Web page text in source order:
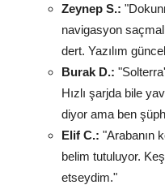
Zeynep S.:
navigasyon
dert. Yazılım
Burak D.:
Hızlı şarjda bile
diyor ama ben
Elif C.: "Arabanın
belim tutuluyor.
etseydim."